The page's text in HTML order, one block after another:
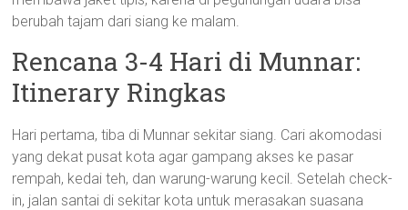
berubah tajam dari siang ke malam.
Rencana 3-4 Hari di Munnar:
Itinerary Ringkas
Hari pertama, tiba di Munnar sekitar siang. Cari akomodasi
yang dekat pusat kota agar gampang akses ke pasar
rempah, kedai teh, dan warung-warung kecil. Setelah check-
in, jalan santai di sekitar kota untuk merasakan suasana